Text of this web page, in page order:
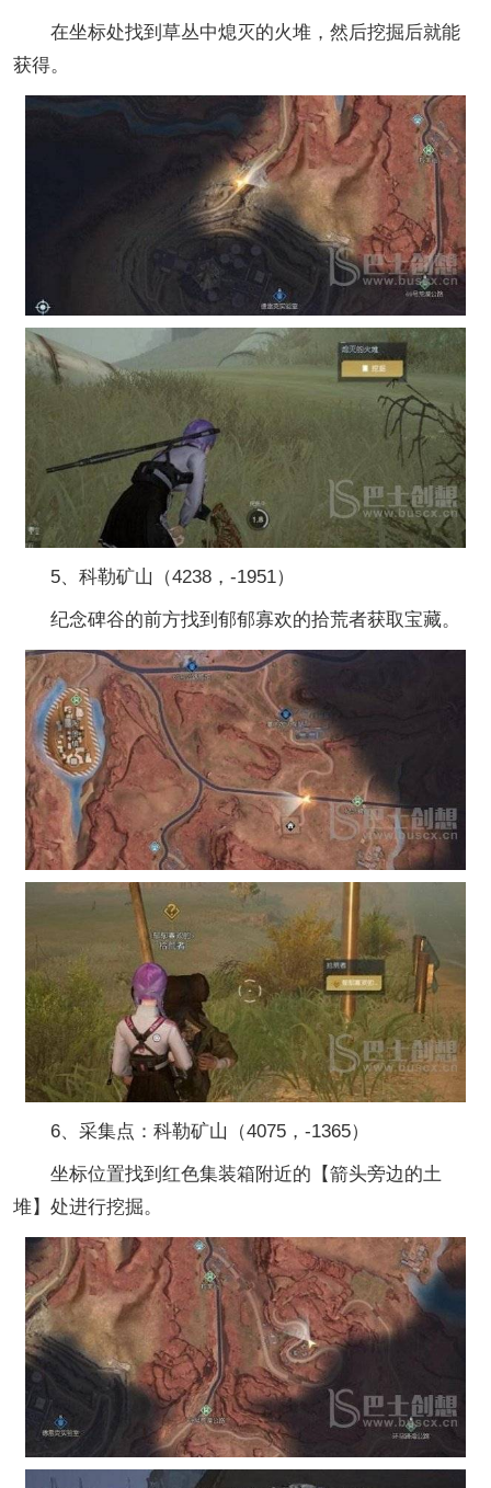
在坐标处找到草丛中熄灭的火堆，然后挖掘后就能
获得。
5、科勒矿山（4238，-1951）
纪念碑谷的前方找到郁郁寡欢的拾荒者获取宝藏。
6、采集点：科勒矿山（4075，-1365）
坐标位置找到红色集装箱附近的【箭头旁边的土
堆】处进行挖掘。